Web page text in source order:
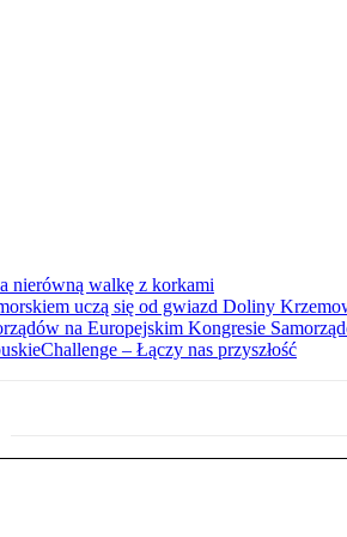
nierówną walkę z korkami
uczą się od gwiazd Doliny
na Europejskim Kongresie
– Łączy nas przyszłość